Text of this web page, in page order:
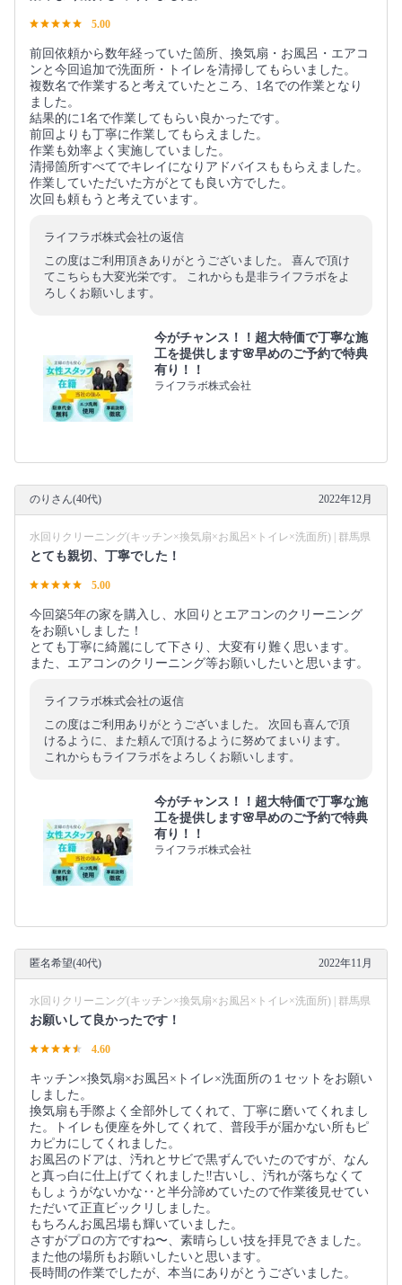
5.00
前回依頼から数年経っていた箇所、換気扇・お風呂・エアコ
ンと今回追加で洗面所・トイレを清掃してもらいました。
複数名で作業すると考えていたところ、1名での作業となり
ました。
結果的に1名で作業してもらい良かったです。
前回よりも丁寧に作業してもらえました。
作業も効率よく実施していました。
清掃箇所すべてでキレイになりアドバイスももらえました。
作業していただいた方がとても良い方でした。
次回も頼もうと考えています。
ライフラボ株式会社の返信
この度はご利用頂きありがとうございました。 喜んで頂け
てこちらも大変光栄です。 これからも是非ライフラボをよ
ろしくお願いします。
今がチャンス！！超大特価で丁寧な施
工を提供します🌸早めのご予約で特典
有り！！
ライフラボ株式会社
のりさん(40代) 2022年12月
水回りクリーニング(キッチン×換気扇×お風呂×トイレ×洗面所) | 群馬県
とても親切、丁寧でした！
5.00
今回築5年の家を購入し、水回りとエアコンのクリーニング
をお願いしました！
とても丁寧に綺麗にして下さり、大変有り難く思います。
また、エアコンのクリーニング等お願いしたいと思います。
ライフラボ株式会社の返信
この度はご利用ありがとうございました。 次回も喜んで頂
けるように、また頼んで頂けるように努めてまいります。
これからもライフラボをよろしくお願いします。
今がチャンス！！超大特価で丁寧な施
工を提供します🌸早めのご予約で特典
有り！！
ライフラボ株式会社
匿名希望(40代) 2022年11月
水回りクリーニング(キッチン×換気扇×お風呂×トイレ×洗面所) | 群馬県
お願いして良かったです！
4.60
キッチン×換気扇×お風呂×トイレ×洗面所の１セットをお願い
しました。
換気扇も手際よく全部外してくれて、丁寧に磨いてくれまし
た。トイレも便座を外してくれて、普段手が届かない所もピ
カピカにしてくれました。
お風呂のドアは、汚れとサビで黒ずんでいたのですが、なん
と真っ白に仕上げてくれました‼︎古いし、汚れが落ちなくて
もしょうがないかな‥と半分諦めていたので作業後見せてい
ただいて正直ビックリしました。
もちろんお風呂場も輝いていました。
さすがプロの方ですね〜、素晴らしい技を拝見できました。
また他の場所もお願いしたいと思います。
長時間の作業でしたが、本当にありがとうございました。